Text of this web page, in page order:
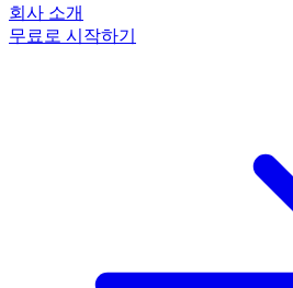
회사 소개
무료로 시작하기